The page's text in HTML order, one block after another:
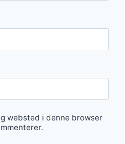
websted i denne browser